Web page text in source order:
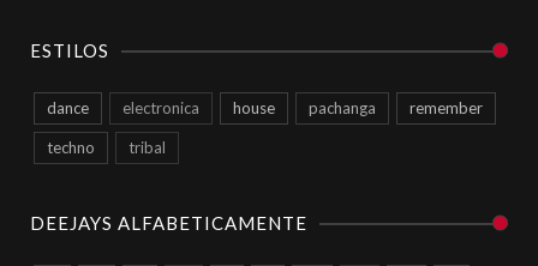
ESTILOS
dance electronica house pachanga remember
techno tribal
DEEJAYS ALFABETICAMENTE